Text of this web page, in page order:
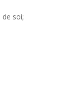
de soi;